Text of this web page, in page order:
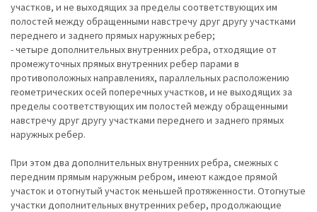
участков, и не выходящих за пределы соответствующих им
полостей между обращенными навстречу друг другу участками
переднего и заднего прямых наружных ребер;
- четыре дополнительных внутренних ребра, отходящие от
промежуточных прямых внутренних ребер парами в
противоположных направлениях, параллельных расположению
геометрических осей поперечных участков, и не выходящих за
пределы соответствующих им полостей между обращенными
навстречу друг другу участками переднего и заднего прямых
наружных ребер.
При этом два дополнительных внутренних ребра, смежных с
передним прямым наружным ребром, имеют каждое прямой
участок и отогнутый участок меньшей протяженности. Отогнутые
участки дополнительных внутренних ребер, продолжающие